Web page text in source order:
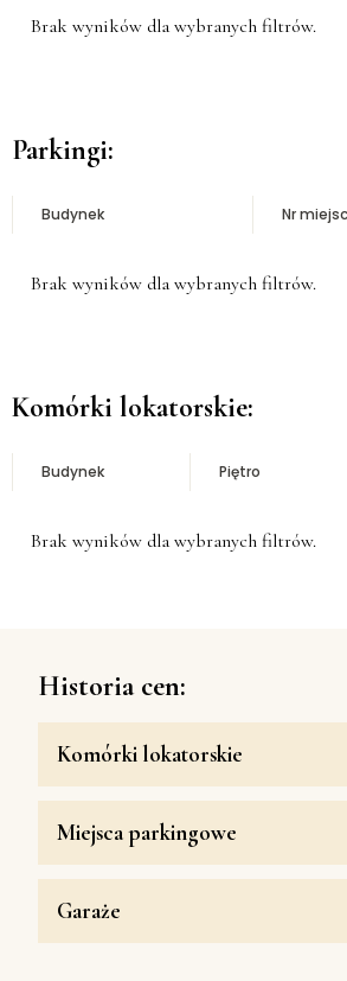
Brak wyników dla wybranych filtrów.
Parkingi:
Budynek Nr
Brak wyników dla wybranych filtrów.
Komórki lokatorskie:
Budynek Piętro
Brak wyników dla wybranych filtrów.
Historia cen:
Komórki lokatorskie
Miejsca parkingowe
Garaże